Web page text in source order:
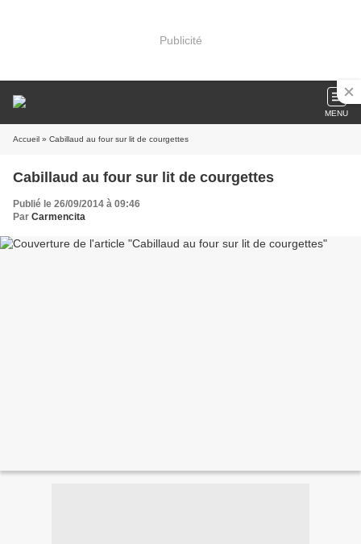
Publicité
MENU
Accueil » Cabillaud au four sur lit de courgettes
Cabillaud au four sur lit de courgettes
Publié le 26/09/2014 à 09:46
Par Carmencita